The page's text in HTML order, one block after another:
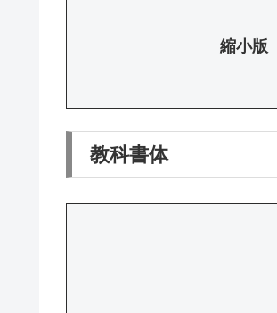
縮小版
教科書体